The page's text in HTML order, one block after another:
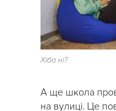
Хіба ні?
А ще школа
на вулиці. Це